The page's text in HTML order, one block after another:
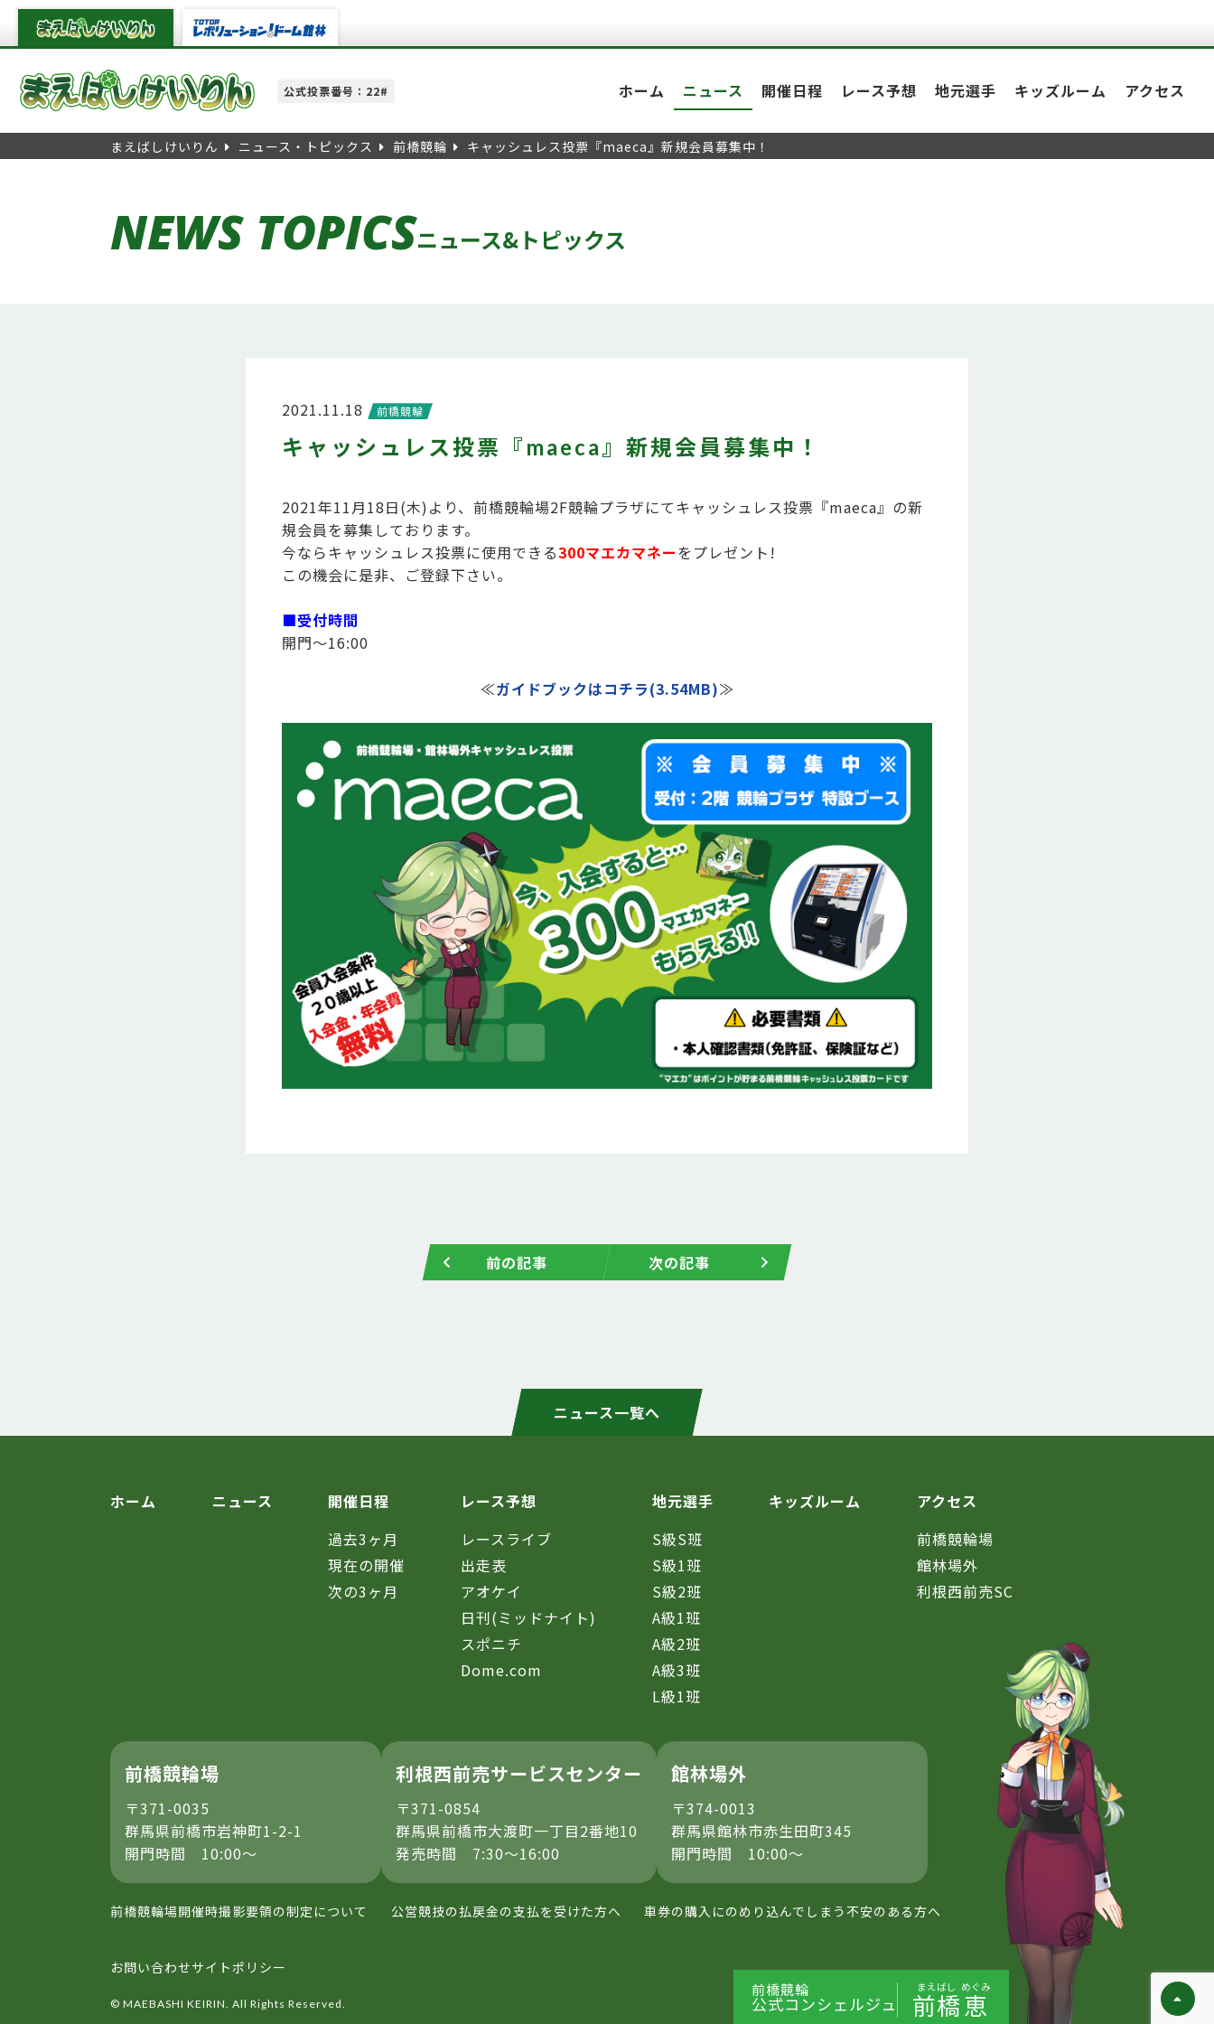
公式投票番号：22# ホーム ニュース 開催日程 レース予想 地元選手 キッズルーム アクセス
まえばしけいりん ニュース・トピックス 前橋競輪 キャッシュレス投票『maeca』新規会員募集中！
NEWS TOPICSニュース&トピックス
2021.11.18 前橋競輪
キャッシュレス投票『maeca』新規会員募集中！
2021年11月18日(木)より、前橋競輪場2F競輪プラザにてキャッシュレス投票『maeca』の新
規会員を募集しております。
今ならキャッシュレス投票に使用できる300マエカマネーをプレゼント!
この機会に是非、ご登録下さい。
■受付時間
開門～16:00
≪ガイドブックはコチラ(3.54MB)≫
前の記事 次の記事
ニュース一覧へ
ホーム ニュース
開催日程
過去3ヶ月
現在の開催
次の3ヶ月
レース予想
レースライブ
出走表
アオケイ
日刊(ミッドナイト)
スポニチ
Dome.com
地元選手
S級S班
S級1班
S級2班
A級1班
A級2班
A級3班
L級1班
キッズルーム
アクセス
前橋競輪場
館林場外
利根西前売SC
前橋競輪場
〒371-0035
群馬県前橋市岩神町1-2-1
開門時間 10:00～
利根西前売サービスセンター
〒371-0854
群馬県前橋市大渡町一丁目2番地10
発売時間 7:30～16:00
館林場外
〒374-0013
群馬県館林市赤生田町345
開門時間 10:00～
前橋競輪場開催時撮影要領の制定について 公営競技の払戻金の支払を受けた方へ 車券の購入にのめり込んでしまう不安のある方へ
お問い合わせサイトポリシー
© MAEBASHI KEIRIN. All Rights Reserved.
前橋競輪
公式コンシェルジュ
まえばし
前橋
めぐみ
恵